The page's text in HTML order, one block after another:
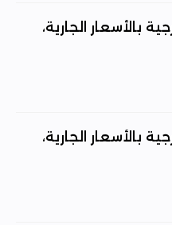
بالأسعار الجارية،
بالأسعار الجارية،